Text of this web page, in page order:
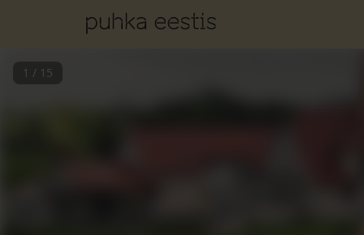
1 / 15